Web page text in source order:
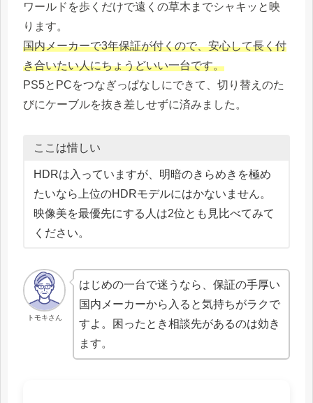
ワールドを歩くだけで遠くの草木までシャキッと映
ります。
国内メーカーで3年保証が付くので、安心して長く付
き合いたい人にちょうどいい一台です。
PS5とPCをつなぎっぱなしにできて、切り替えのた
びにケーブルを抜き差しせずに済みました。
ここは惜しい
HDRは入っていますが、明暗のきらめきを極め
たいなら上位のHDRモデルにはかないません。
映像美を最優先にする人は2位とも見比べてみて
ください。
トモキさん
はじめの一台で迷うなら、保証の手厚い
国内メーカーから入ると気持ちがラクで
すよ。困ったとき相談先があるのは効き
ます。